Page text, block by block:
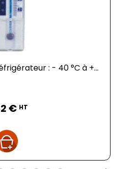
: - 40 °C à +...
€ HT